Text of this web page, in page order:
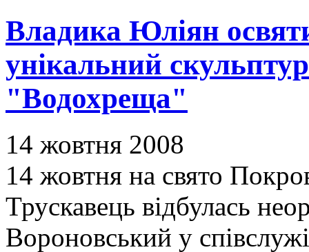
Владика Юліян
унікальний
"Водохреща"
14 жовтня 2008
14 жовтня на свято
Трускавець відбулась
Вороновський у